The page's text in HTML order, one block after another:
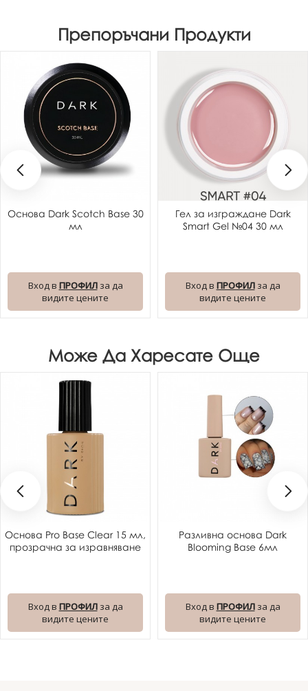
Препоръчани Продукти
Основа Dark Scotch Base 30
мл
Вход в ПРОФИЛза да
видите цените
Гел за изграждане Dark
Smart Gel №04 30 мл
Вход в ПРОФИЛза да
видите цените
Може Да Харесате Още
Основа Pro Base Clear 15 мл,
прозрачна за изравняване
Вход в ПРОФИЛза да
видите цените
Разливна основа Dark
Blooming Base 6мл
Вход в ПРОФИЛза да
видите цените